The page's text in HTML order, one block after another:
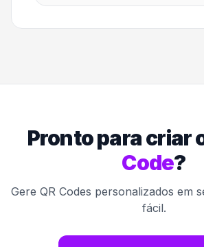
Pronto para criar
Code?
Gere QR Codes personalizados em
fácil.